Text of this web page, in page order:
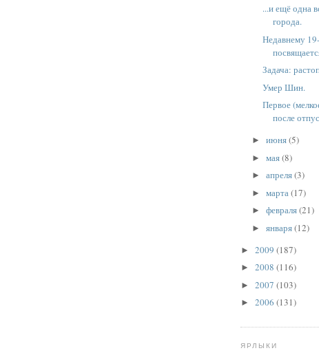
...и ещё одна
города.
Недавнему
Задача:
Умер Шин.
Первое
после
► июня(5)
► мая(8)
► апреля(3)
► марта(17)
► февраля(21)
► января(12)
► 2009 (187)
► 2008 (116)
► 2007 (103)
► 2006 (131)
ЯРЛЫКИ